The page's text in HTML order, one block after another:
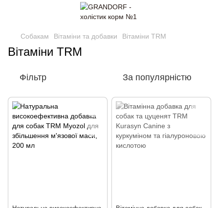
Собакам Вітаміни та добавки Вітаміни ТRМ
Вітаміни ТRМ
Фільтр За популярністю